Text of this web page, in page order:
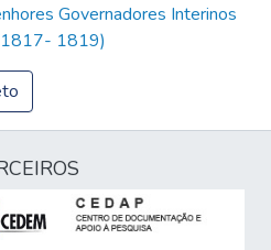
Governadores Interinos
1819)